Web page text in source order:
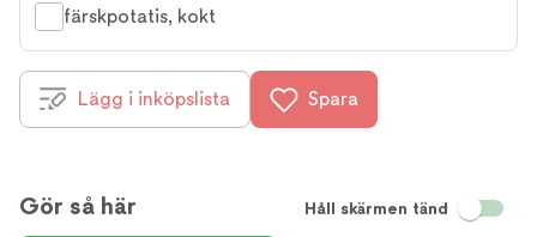
färskpotatis, kokt
Lägg i inköpslista Spara
Gör så här Håll skärmen tänd